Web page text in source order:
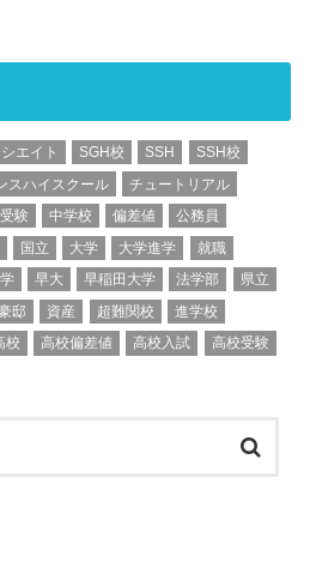
エイト SGH校 SSH
SSH校
スハイスクール
チュートリアル
験 中学校 偏差値
公務員
国立 大学 大学進学
就職
早大 早稲田大学 法学部
県立
邸 資産 超難関校
進学校
校 高校偏差値 高校入試 高校受験